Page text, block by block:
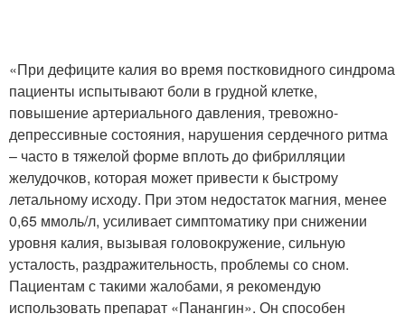
«При дефиците калия во время постковидного синдрома
пациенты испытывают боли в грудной клетке,
повышение артериального давления, тревожно-
депрессивные состояния, нарушения сердечного ритма
– часто в тяжелой форме вплоть до фибрилляции
желудочков, которая может привести к быстрому
летальному исходу. При этом недостаток магния, менее
0,65 ммоль/л, усиливает симптоматику при снижении
уровня калия, вызывая головокружение, сильную
усталость, раздражительность, проблемы со сном.
Пациентам с такими жалобами, я рекомендую
использовать препарат «Панангин». Он способен